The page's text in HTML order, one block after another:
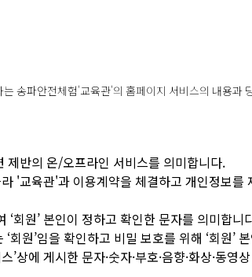
는 송파안전체험'교육관'의 홈페이지 서비스의 내용
제반의 온/오프라인 서비스를 의미합니다.
라 '교육관'과 이용계약을 체결하고 개인정보
‘회원’ 본인이 정하고 확인한 문자를 의미합니
‘회원’임을 확인하고 비밀 보호를 위해 ‘회원
스’상에 게시한 문자·숫자·부호·음향·화상